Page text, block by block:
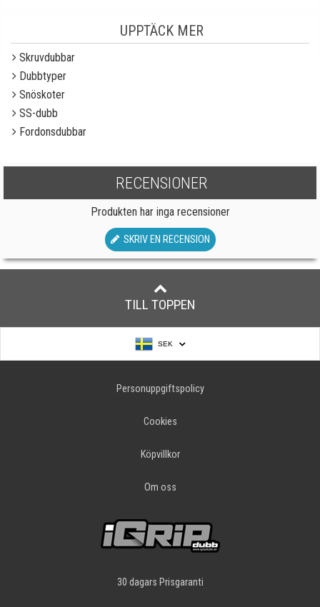
UPPTÄCK MER
Skruvdubbar
Dubbtyper
Snöskoter
SS-dubb
Fordonsdubbar
RECENSIONER
Produkten har inga recensioner
SKRIV EN RECENSION
TILL TOPPEN
SEK
Personuppgiftspolicy
Cookies
Köpvillkor
Om oss
30 dagars Prisgaranti